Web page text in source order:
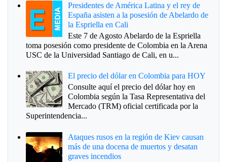
Presidentes de América Latina y el rey de
España asisten a la posesión de Abelardo de
la Espriella en Cali
Este 7 de Agosto Abelardo de la Espriella
toma posesión como presidente de Colombia en la Arena
USC de la Universidad Santiago de Cali, en u...
El precio del dólar en Colombia para HOY
Consulte aquí el precio del dólar hoy en
Colombia según la Tasa Representativa del
Mercado (TRM) oficial certificada por la
Superintendencia...
Ataques rusos en la región de Kiev causan
más de una docena de muertos y desatan
graves incendios